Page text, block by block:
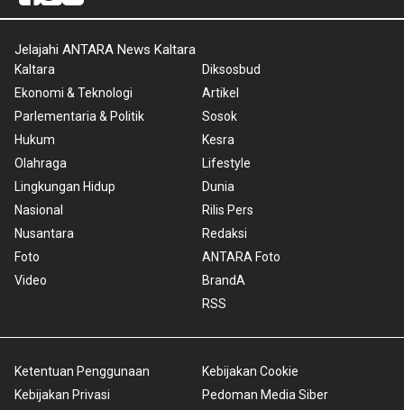
Jelajahi ANTARA News Kaltara
Kaltara
Ekonomi & Teknologi
Parlementaria & Politik
Hukum
Olahraga
Lingkungan Hidup
Nasional
Nusantara
Foto
Video
Diksosbud
Artikel
Sosok
Kesra
Lifestyle
Dunia
Rilis Pers
Redaksi
ANTARA Foto
BrandA
RSS
Ketentuan Penggunaan
Kebijakan Privasi
Kebijakan Cookie
Pedoman Media Siber